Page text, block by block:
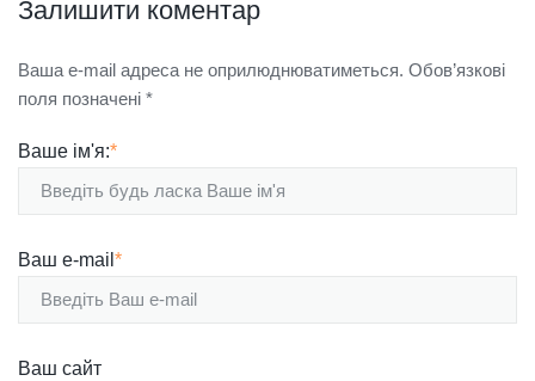
Залишити коментар
Ваша e-mail адреса не оприлюднюватиметься. Обов’язкові
поля позначені *
Ваше ім'я:*
Ваш e-mail *
Ваш сайт